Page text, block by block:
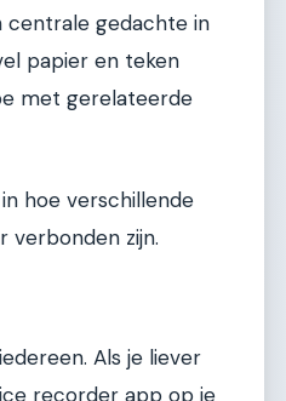
centrale gedachte in
papier en teken
met gerelateerde
hoe verschillende
verbonden zijn.
Als je liever
recorder app op je